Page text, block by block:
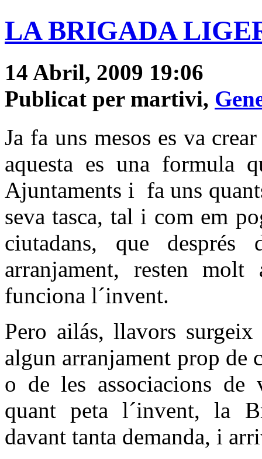
LA BRIGADA
14 Abril, 2009 19:06
Publicat per martivi,
Ja fa uns mesos es va
aquesta es una formula
Ajuntaments i fa uns
seva tasca, tal i com em
ciutadans, que
arranjament, resten
funciona l´invent.
Pero ailás, llavors
algun arranjament prop de
o de les associacions de
quant peta l´invent, la
davant tanta demanda, i